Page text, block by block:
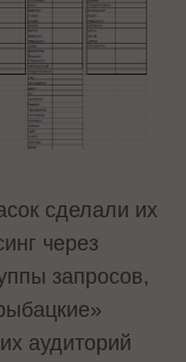
сделали их
через
запросов,
аудиторий